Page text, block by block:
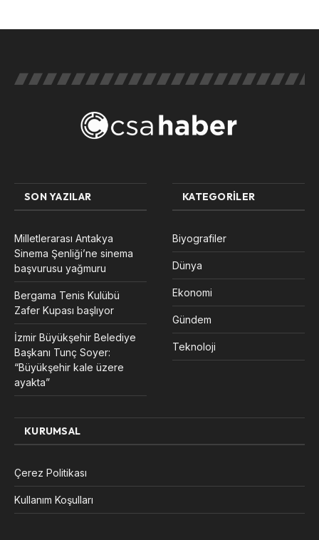
SON YAZILAR
Milletlerarası Antakya
Sinema Şenliği’ne sinema
başvurusu yağmuru
Bergama Tenis Kulübü
Zafer Kupası başlıyor
İzmir Büyükşehir Belediye
Başkanı Tunç Soyer:
“Büyükşehir kale üzere
ayakta”
KATEGORILER
Biyografiler
Dünya
Ekonomi
Gündem
Teknoloji
KURUMSAL
Çerez Politikası
Kullanım Koşulları